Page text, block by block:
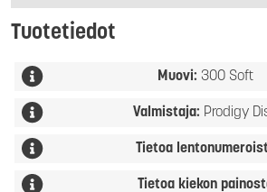
Tuotetiedot
Muovi: 300 Soft
Valmistaja: Prodigy
Tietoa
Tietoa kiekon